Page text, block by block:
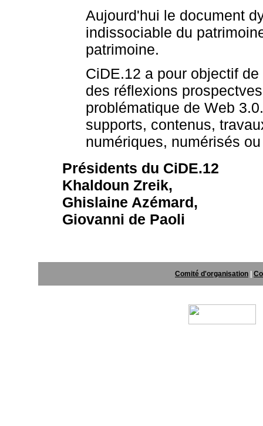
Aujourd'hui le document
indissociable du
patrimoine.
CiDE.12 a pour objectif
des réflexions
problématique de Web
supports, contenus,
numériques, numérisés
Présidents du CiDE.12
Khaldoun Zreik,
Ghislaine Azémard,
Giovanni de Paoli
Comité d'organisation